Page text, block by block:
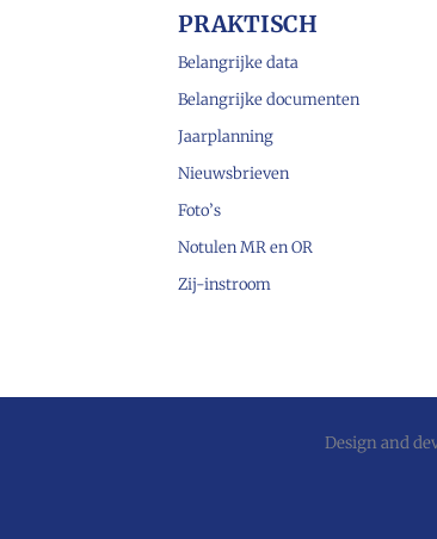
PRAKTISCH
Belangrijke data
Belangrijke documenten
Jaarplanning
Nieuwsbrieven
Foto’s
Notulen MR en OR
Zij-instroom
Design and